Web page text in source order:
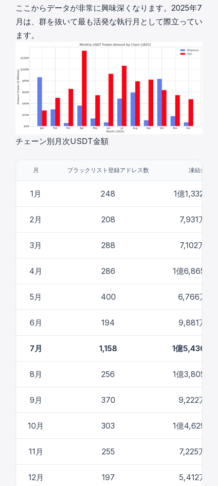
ここからデータが非常に興味深くなります。2025年7
月は、群を抜いて最も活発な執行月として際立ってい
ます。
チェーン別月次USDT金額
月 ブラックリスト登録アドレス数 凍結金額
1月 248 1億1,332万
2月 208 7,931万ド
3月 288 7,102万ド
4月 286 1億6,865万
5月 400 6,766万ド
6月 194 9,881万ド
7月 1,158 1億5,436万
8月 256 1億3,805万
9月 370 9,222万ド
10月 303 1億4,629万
11月 255 7,225万ド
12月 197 5,412万ド